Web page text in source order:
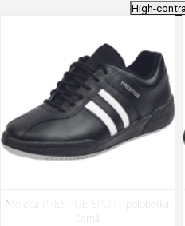
High-
Moleda PRESTIGE SPORT polobotka
černá